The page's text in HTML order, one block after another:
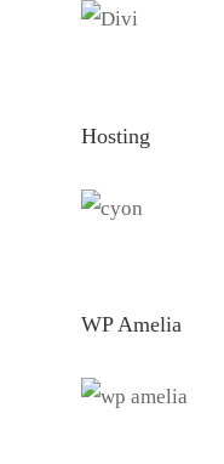
Hosting
WP Amelia